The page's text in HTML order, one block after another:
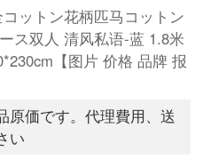
ットン花柄匹马コットン
ス双人 清风私语-蓝 1.8米
【图片 价格 品牌 报
原価です。代理費用、送
い